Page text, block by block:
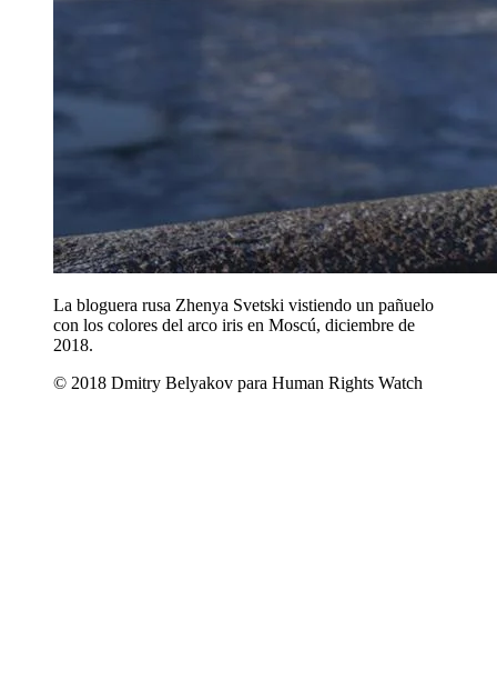
La bloguera rusa Zhenya Svetski vistiendo un pañuelo
con los colores del arco iris en Moscú, diciembre de
2018.
© 2018 Dmitry Belyakov para Human Rights Watch